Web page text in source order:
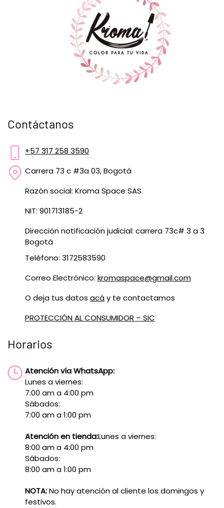
Contáctanos
+57 317 258 3590
Carrera 73 c #3a 03, Bogotá
Razón social: Kroma Space SAS
NIT: 901713185-2
Dirección notificación judicial: carrera 73c# 3 a 3
Bogotá
Teléfono: 3172583590
Correo Electrónico: kromaspace@gmail.com
O deja tus datos acáy te contactamos
PROTECCIÓN AL CONSUMIDOR – SIC
Horarios
Atención vía WhatsApp:
Lunes a viernes:
7:00 am a 4:00 pm
Sábados:
7:00 am a 1:00 pm
Atención en tienda:Lunes a viernes:
8:00 am a 4:00 pm
Sábados:
8:00 am a 1:00 pm
NOTA:No hay atención al cliente los domingos y
festivos.